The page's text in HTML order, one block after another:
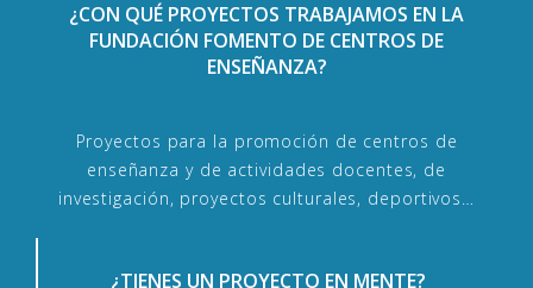
¿CON QUÉ PROYECTOS TRABAJAMOS EN LA
FUNDACIÓN FOMENTO DE CENTROS DE
ENSEÑANZA?
Proyectos para la promoción de centros de
enseñanza y de actividades docentes, de
investigación, proyectos culturales, deportivos…
¿TIENES UN PROYECTO EN MENTE?